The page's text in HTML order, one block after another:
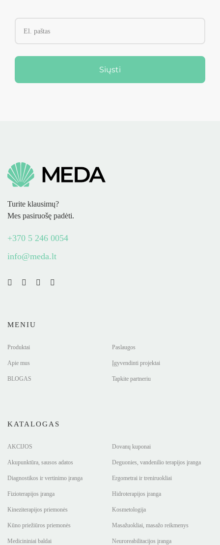
Siųsti
Turite klausimų?
Mes pasiruošę padėti.
+370 5 246 0054
info@meda.lt
MENIU
Produktai Paslaugos
Apie mus Įgyvendinti projektai
BLOGAS Tapkite partneriu
KATALOGAS
AKCIJOS Dovanų kuponai
Akupunktūra, sausos adatos Deguonies, vandenilio terapijos įranga
Diagnostikos ir vertinimo įranga Ergometrai ir treniruokliai
Fizioterapijos įranga Hidroterapijos įranga
Kineziterapijos priemonės Kosmetologija
Kūno priežiūros priemonės Masažuokliai, masažo reikmenys
Medicininiai baldai Neuroreabilitacijos įranga